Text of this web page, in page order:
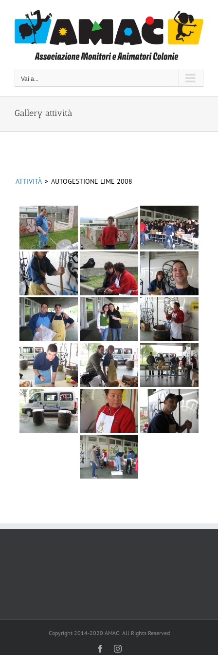
contenuto
Vai a...
Gallery attività
ATTIVITÀ » AUTOGESTIONE LIME 2008
Copyright 2014-2020 AMAC| All Rights Reserved
FacebookInstagram